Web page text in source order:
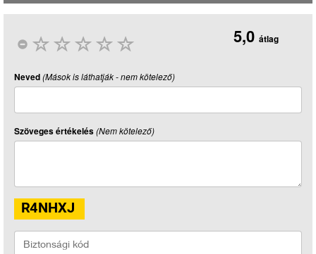
5,0 átlag
Neved(Mások is láthatják - nem kötelező)
Szöveges értékelés(Nem kötelező)